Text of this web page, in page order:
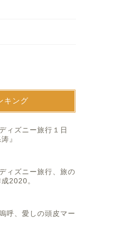
子育て
乾杯はお預けで。
キング
ィズニー旅行１日
』
ィズニー旅行、旅の
2020。
呼、愛しの頭皮マー